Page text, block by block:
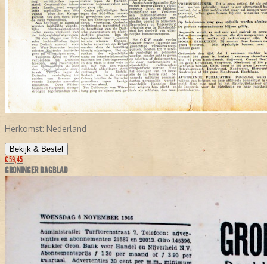
Herkomst: Nederland
Bekijk & Bestel
€ 59,45
GRONINGER DAGBLAD